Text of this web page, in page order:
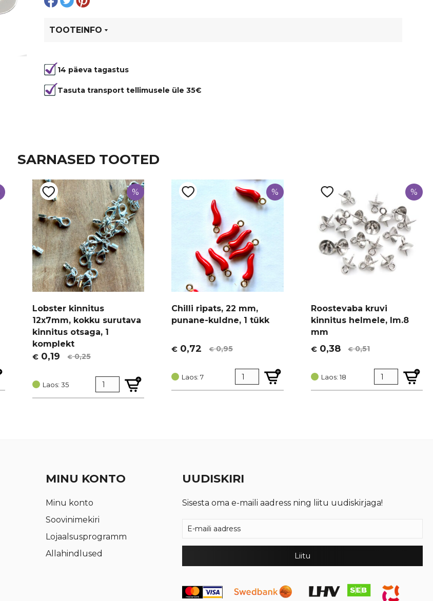
ilma
kogus
TOOTEINFO
Värvus
Materjal
metall
14 päeva tagastus
Tasuta transport tellimusele üle 35€
SARNASED TOOTED
%
Lobster kinnitus
12x7mm, kokku surutava
kinnitus otsaga, 1
komplekt
€0,25
Algne
oli:
€ 0,25.
€0,19
Current
is:
€ 0,19.
Laos: 35
%
Chilli ripats, 22 mm,
punane-kuldne, 1 tükk
€0,95
Algne
oli:
€ 0,95.
€ 0,72
Current
is:
€ 0,72.
Laos: 7
%
Roostevaba kruvi
kinnitus helmele, lm.8
mm
€0,51
Algne
oli:
€ 0,51.
€0,38
Current
is:
€ 0,38.
Laos: 18
MINU KONTO
Minu konto
Soovinimekiri
Lojaalsusprogramm
Allahindlused
UUDISKIRI
Sisesta oma e-maili aadress ning liitu uudiskirjaga!